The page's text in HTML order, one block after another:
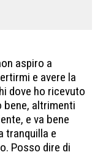
aspiro a
e avere la
dove ho ricevuto
altrimenti
e va bene
tranquilla e
Posso dire di